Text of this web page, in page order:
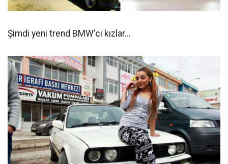
Şimdi yeni trend BMW'ci kızlar...